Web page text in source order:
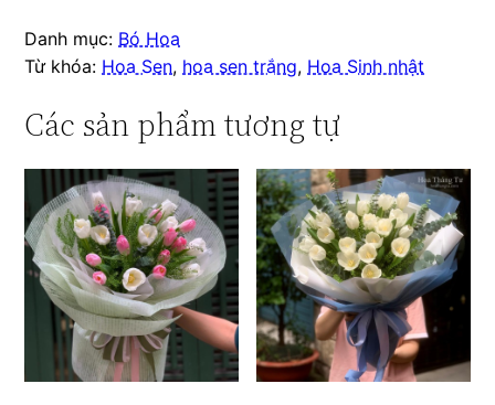
Danh mục: Bó Hoa
Từ khóa: Hoa Sen, hoa sen trắng, Hoa Sinh nhật
Các sản phẩm tương tự